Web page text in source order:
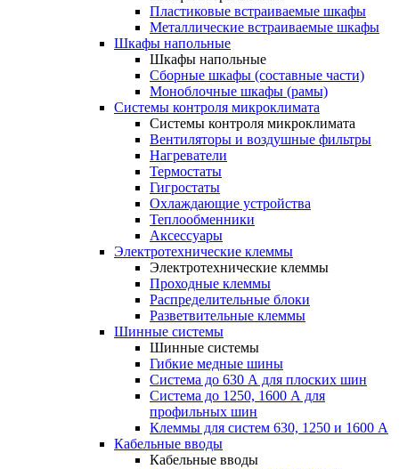
Пластиковые встраиваемые шкафы
Металлические встраиваемые шкафы
Шкафы напольные
Шкафы напольные
Сборные шкафы (составные части)
Моноблочные шкафы (рамы)
Системы контроля микроклимата
Системы контроля микроклимата
Вентиляторы и воздушные фильтры
Нагреватели
Термостаты
Гигростаты
Охлаждающие устройства
Теплообменники
Аксессуары
Электротехнические клеммы
Электротехнические клеммы
Проходные клеммы
Распределительные блоки
Разветвительные клеммы
Шинные системы
Шинные системы
Гибкие медные шины
Система до 630 А для плоских шин
Система до 1250, 1600 А для
профильных шин
Клеммы для систем 630, 1250 и 1600 А
Кабельные вводы
Кабельные вводы